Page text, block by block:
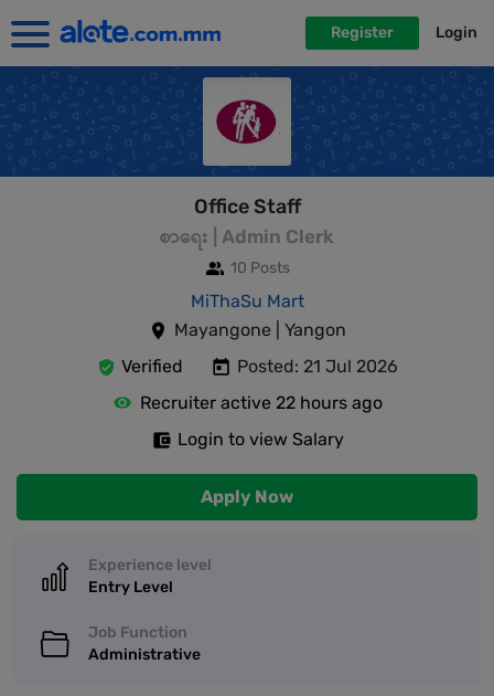
Register Login
Office Staff
စာရေး | Admin Clerk
10 Posts
MiThaSu Mart
Mayangone | Yangon
Verified
Posted: 21 Jul 2026
Recruiter active 22 hours ago
Login to view Salary
Apply Now
Experience level
Entry Level
Job Function
Administrative